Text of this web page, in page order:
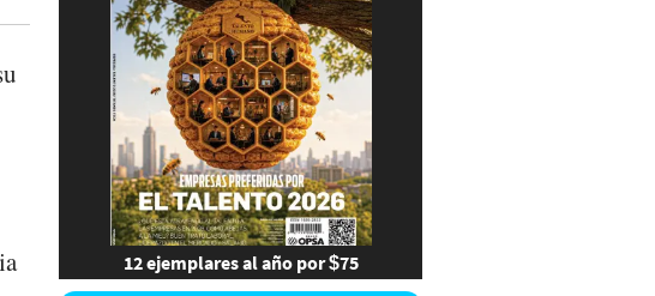
12 ejemplares al año por $75